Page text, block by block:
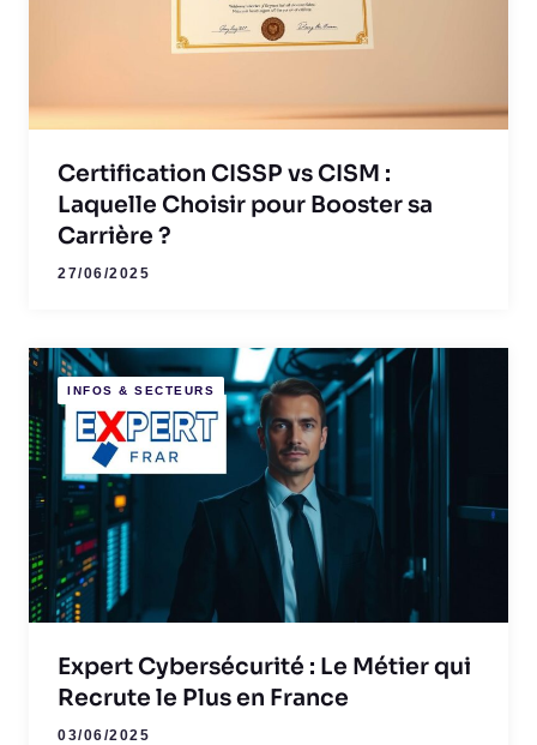
Certification CISSP vs CISM :
Laquelle Choisir pour Booster sa
Carrière ?
27/06/2025
INFOS & SECTEURS
Expert Cybersécurité : Le Métier qui
Recrute le Plus en France
03/06/2025